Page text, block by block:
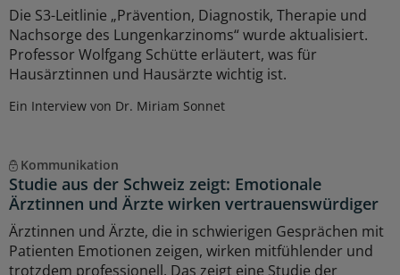
Die S3-Leitlinie „Prävention, Diagnostik, Therapie und
Nachsorge des Lungenkarzinoms“ wurde aktualisiert.
Professor Wolfgang Schütte erläutert, was für
Hausärztinnen und Hausärzte wichtig ist.
Ein Interview von Dr. Miriam Sonnet
Kommunikation
Studie aus der Schweiz zeigt: Emotionale
Ärztinnen und Ärzte wirken vertrauenswürdiger
Ärztinnen und Ärzte, die in schwierigen Gesprächen mit
Patienten Emotionen zeigen, wirken mitfühlender und
trotzdem professionell. Das zeigt eine Studie der